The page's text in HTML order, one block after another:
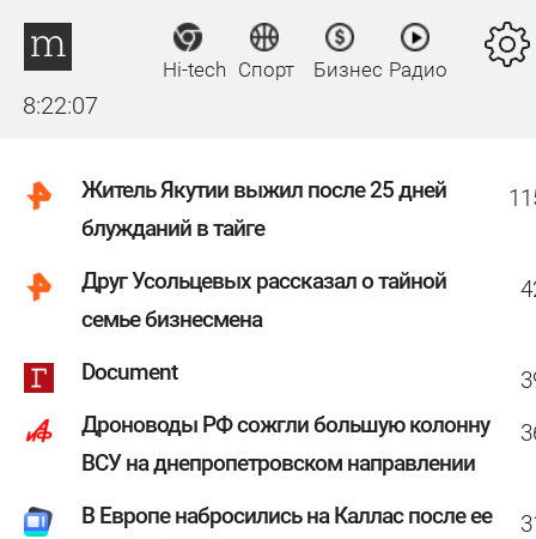
8:22:07
Hi-tech Спорт Бизнес Радио
Житель Якутии выжил после 25 дней
блужданий в тайге
Друг Усольцевых рассказал о тайной
семье бизнесмена
Document
Дроноводы РФ сожгли большую колонну
ВСУ на днепропетровском направлении
В Европе набросились на Каллас после ее